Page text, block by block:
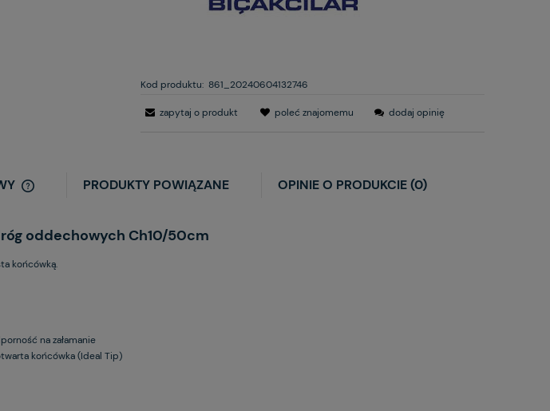
Kod produktu: 861_20240604132746
zapytaj o produkt poleć znajomemu dodaj opinię
PRODUKTY POWIĄZANE OPINIE O PRODUKCIE (0)
oddechowych Ch10/50cm
końcówką.
na załamanie
końcówka (Ideal Tip)